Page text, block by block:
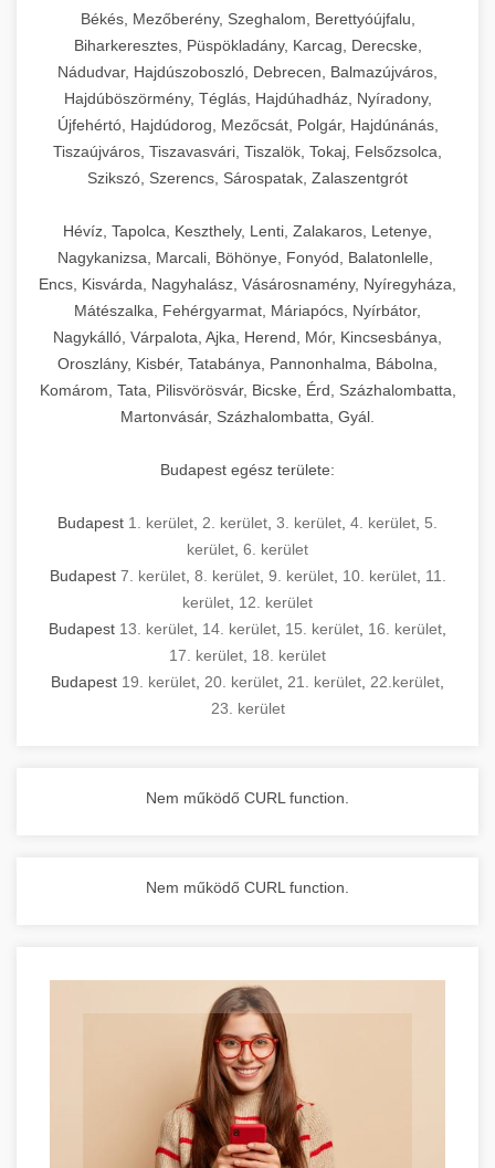
Békés, Mezőberény, Szeghalom, Berettyóújfalu,
Biharkeresztes, Püspökladány, Karcag, Derecske,
Nádudvar, Hajdúszoboszló, Debrecen, Balmazújváros,
Hajdúböszörmény, Téglás, Hajdúhadház, Nyíradony,
Újfehértó, Hajdúdorog, Mezőcsát, Polgár, Hajdúnánás,
Tiszaújváros, Tiszavasvári, Tiszalök, Tokaj, Felsőzsolca,
Szikszó, Szerencs, Sárospatak, Zalaszentgrót
Hévíz, Tapolca, Keszthely, Lenti, Zalakaros, Letenye,
Nagykanizsa, Marcali, Böhönye, Fonyód, Balatonlelle,
Encs, Kisvárda, Nagyhalász, Vásárosnamény, Nyíregyháza,
Mátészalka, Fehérgyarmat, Máriapócs, Nyírbátor,
Nagykálló, Várpalota, Ajka, Herend, Mór, Kincsesbánya,
Oroszlány, Kisbér, Tatabánya, Pannonhalma, Bábolna,
Komárom, Tata, Pilisvörösvár, Bicske, Érd, Százhalombatta,
Martonvásár, Százhalombatta, Gyál.
Budapest egész területe:
Budapest 1. kerület 2. kerület 3. kerület 4. kerület 5.
kerület 6. kerület
Budapest 7. kerület, 8. kerület, 9. kerület, 10. kerület, 11.
kerület 12. kerület
Budapest 13. kerület 14. kerület 15. kerület 16. kerület
17. kerület 18. kerület
Budapest 19. kerület 20. kerület 21. kerület 22.kerület
23. kerület
Nem működő CURL function.
Nem működő CURL function.